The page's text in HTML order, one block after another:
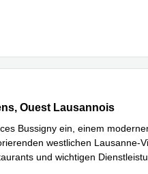
40, Ouest Lausannois
Ouest Lausannois
Bussigny ein, einem
westlichen Lausanne-
und wichtigen